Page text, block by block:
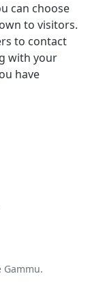
can choose
to visitors.
to contact
with your
have